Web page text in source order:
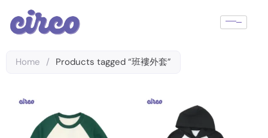
Home / Products tagged “班褸外套”